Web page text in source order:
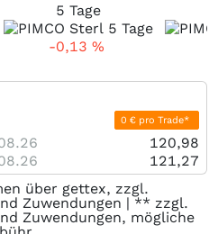
5 Tage
-0,13 %
0 € pro Trade*
120,98
121,27
über gettex, zzgl.
Zuwendungen | ** zzgl.
Zuwendungen, mögliche